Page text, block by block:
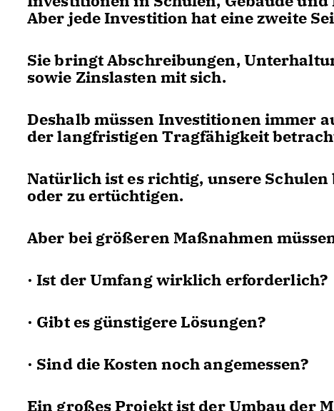
Aber jede Investition hat eine zweite
Sie bringt Abschreibungen,
sowie Zinslasten mit sich.
Deshalb müssen Investitionen immer
der langfristigen Tragfähigkeit
Natürlich ist es richtig, unsere
oder zu ertüchtigen.
Aber bei größeren Maßnahmen
· Ist der Umfang wirklich erforderlich?
· Gibt es günstigere Lösungen?
· Sind die Kosten noch angemessen?
Ein großes Projekt ist der Umbau der